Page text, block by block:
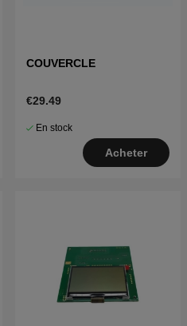
COUVERCLE
€29.49
En stock
Acheter